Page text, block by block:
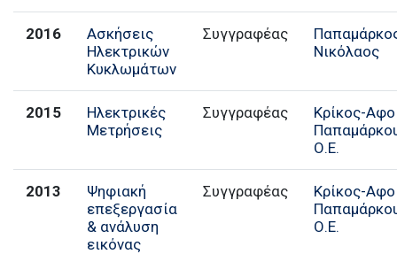
2016
Ασκήσεις
Ηλεκτρικών
Κυκλωμάτων
Συγγραφέας
Νικόλαος
2015
Ηλεκτρικές
Μετρήσεις
Συγγραφέας
Κρίκος-
Ο.Ε.
2013
Ψηφιακή
επεξεργασία
& ανάλυση
εικόνας
Συγγραφέας
Κρίκος-
Ο.Ε.